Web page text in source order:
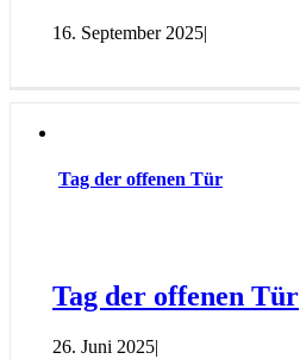
16. September 2025|
Tag der offenen Tür
Tag der offenen Tür
26. Juni 2025|